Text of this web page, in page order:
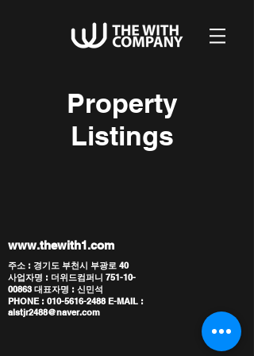
Property
Listings
www.thewith1.com
주소 : 경기도 부천시 부광로 40
사업자명 : 더위드컴퍼니 751-10-
00863 대표자명 : 신민석
PHONE : 010-5616-2488 E-MAIL :
alstjr2488@naver.com